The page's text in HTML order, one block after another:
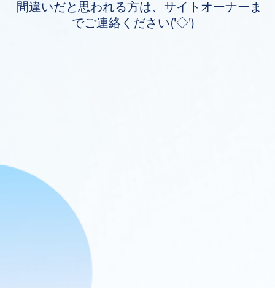
間違いだと思われる方は、サイトオーナーま
でご連絡ください('◇')ゞ